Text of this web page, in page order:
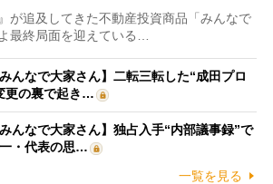
が追及してきた不動産投資商品「みんなで
最終局面を迎えている…
んなで大家さん】二転三転した“成田プロ
更の裏で起き…
んなで大家さん】独占入手“内部議事録”で
・代表の思…
一覧を見る